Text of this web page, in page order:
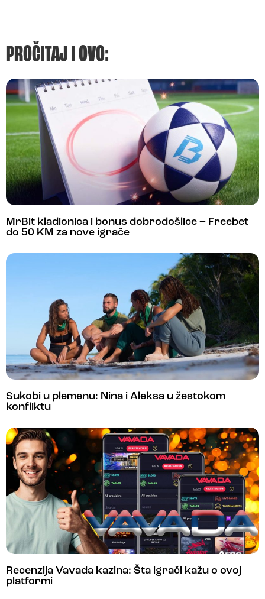
PROČITAJ I OVO:
MrBit kladionica i bonus dobrodošlice – Freebet
do 50 KM za nove igrače
Sukobi u plemenu: Nina i Aleksa u žestokom
konfliktu
Recenzija Vavada kazina: Šta igrači kažu o ovoj
platformi